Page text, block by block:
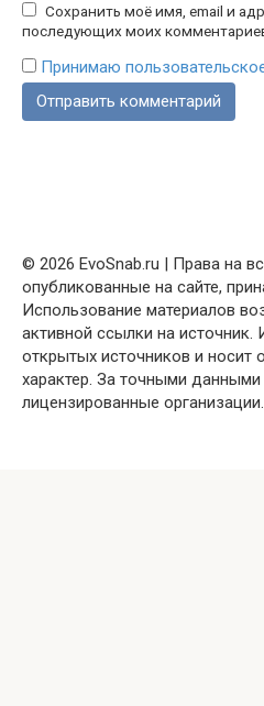
Сохранить моё имя, email и
последующих моих
Принимаю
© 2026 EvoSnab.ru | Права на
опубликованные на сайте,
Использование материалов
активной ссылки на
открытых источников и носит
характер. За точными
лицензированные организации.